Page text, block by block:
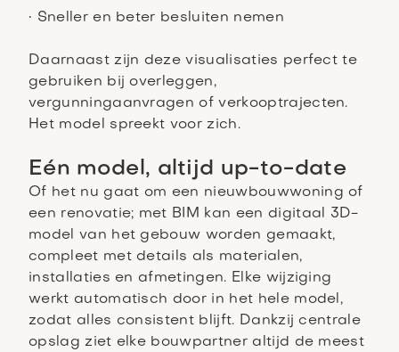
• Sneller en beter besluiten nemen
Daarnaast zijn deze visualisaties perfect te
gebruiken bij overleggen,
vergunningaanvragen of verkooptrajecten.
Het model spreekt voor zich.
Eén model, altijd up-to-date
Of het nu gaat om een nieuwbouwwoning of
een renovatie; met BIM kan een digitaal 3D-
model van het gebouw worden gemaakt,
compleet met details als materialen,
installaties en afmetingen. Elke wijziging
werkt automatisch door in het hele model,
zodat alles consistent blijft. Dankzij centrale
opslag ziet elke bouwpartner altijd de meest